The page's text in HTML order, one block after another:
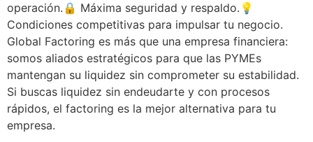
operación.🔒 Máxima seguridad y respaldo.💡
Condiciones competitivas para impulsar tu negocio.
Global Factoring es más que una empresa financiera:
somos aliados estratégicos para que las PYMEs
mantengan su liquidez sin comprometer su estabilidad.
Si buscas liquidez sin endeudarte y con procesos
rápidos, el factoring es la mejor alternativa para tu
empresa.